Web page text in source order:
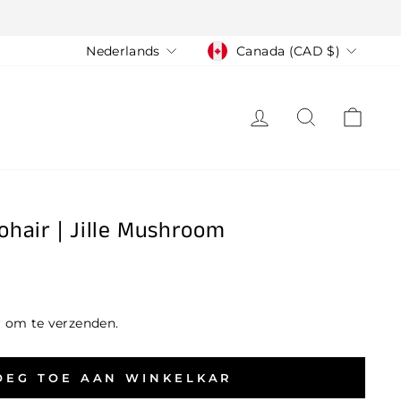
Taal
Nederlands ValutaCanada (CAD $)
LOG IN ZOEK
| Jille Mushroom
om te verzenden.
TOE AAN WINKELKAR